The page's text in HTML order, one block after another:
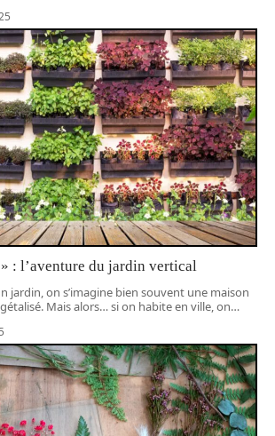
: l’aventure du jardin vertical
jardin, on s’imagine bien souvent une maison
Mais alors… si on habite en ville, on…